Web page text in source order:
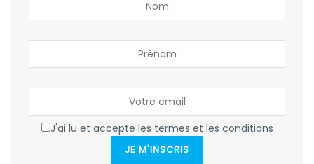
J'ai lu et accepte les termes et les conditions
JE M'INSCRIS